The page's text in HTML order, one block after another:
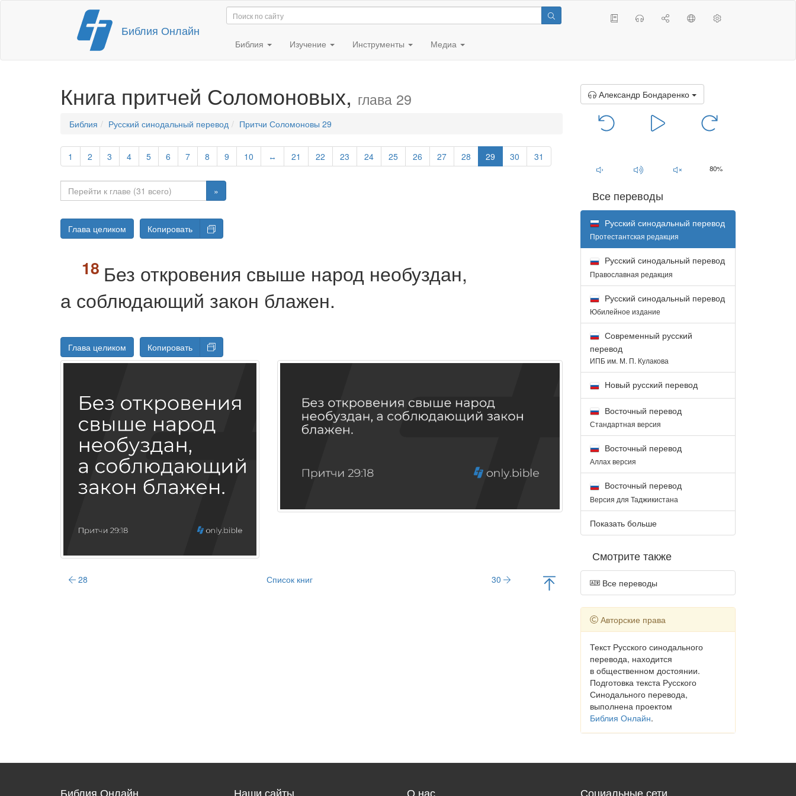
Перейти
содержимому
Библия Онлайн
Библия Изучение Инструменты Медиа
Книга притчей Соломоновых, глава 29
Библия Русский синодальный перевод Притчи Соломоновы 29
1 2 3 4 5 6 7 8 9 10 ↔ 21 22 23 24 25 26 27 28 29 30 31
»
Глава целиком Копировать
Без откровения свыше народ необуздан,
а соблюдающий закон блажен.
Глава целиком Копировать
28 Список книг 30
Александр Бондаренко
80%
Все переводы
Русский синодальный перевод
Протестантская редакция
Русский синодальный перевод
Православная редакция
Русский синодальный перевод
Юбилейное издание
Современный русский
перевод
ИПБ им. М. П. Кулакова
Новый русский перевод
Восточный перевод
Стандартная версия
Восточный перевод
Аллах версия
Восточный перевод
Версия для Таджикистана
Показать больше
Смотрите также
Все переводы
Авторские права
Текст Русского синодального
перевода, находится
в общественном достоянии.
Подготовка текста Русского
Синодального перевода,
выполнена проектом
Библия Онлайн.
Библия Онлайн Наши сайты О нас Социальные сети